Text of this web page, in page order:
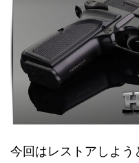
今回はレストアしよう